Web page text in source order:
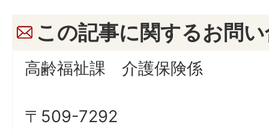
この記事に関するお問
高齢福祉課 介護保険係
〒509-7292